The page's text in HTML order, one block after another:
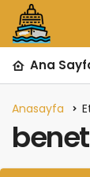
Ana
Anasayfa